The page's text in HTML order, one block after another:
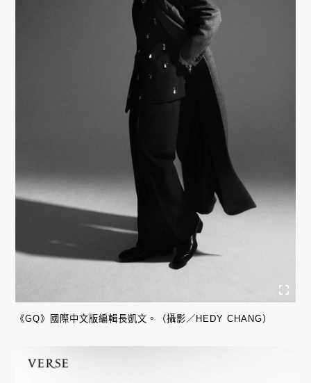
《GQ》國際中文版編輯長凱文。（攝影／HEDY CHANG）